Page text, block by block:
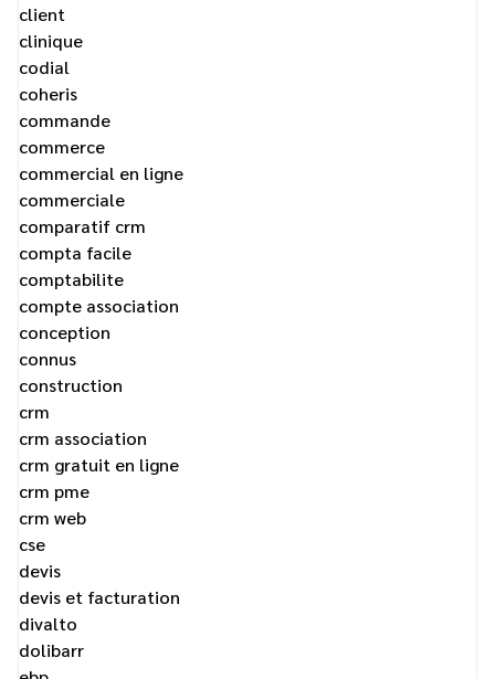
client
clinique
codial
coheris
commande
commerce
commercial en ligne
commerciale
comparatif crm
compta facile
comptabilite
compte association
conception
connus
construction
crm
crm association
crm gratuit en ligne
crm pme
crm web
cse
devis
devis et facturation
divalto
dolibarr